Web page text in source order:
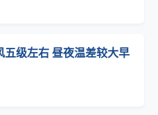
级左右 昼夜温差较大早